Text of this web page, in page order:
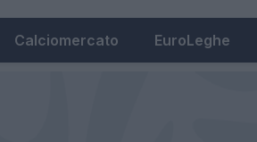
Calciomercato EuroLeghe